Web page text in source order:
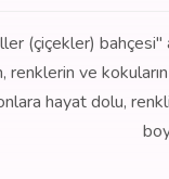
(çiçekler) bahçesi"
renklerin ve
hayat dolu,